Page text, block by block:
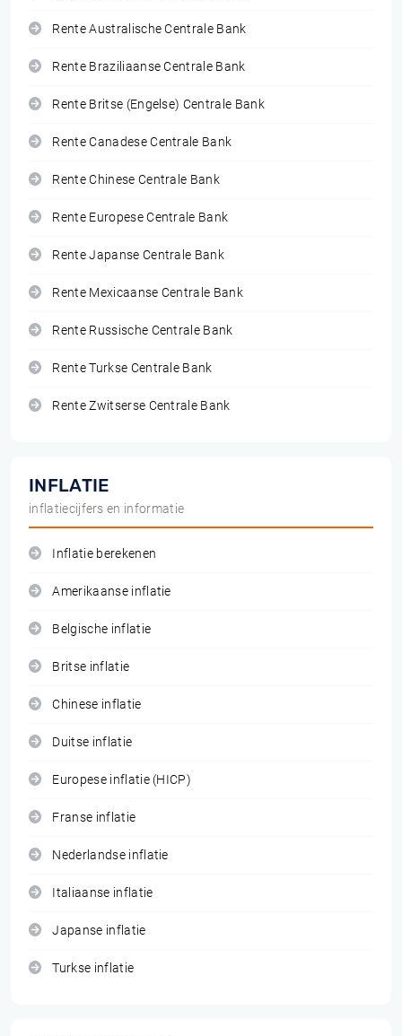
Rente Australische Centrale Bank
Rente Braziliaanse Centrale Bank
Rente Britse (Engelse) Centrale Bank
Rente Canadese Centrale Bank
Rente Chinese Centrale Bank
Rente Europese Centrale Bank
Rente Japanse Centrale Bank
Rente Mexicaanse Centrale Bank
Rente Russische Centrale Bank
Rente Turkse Centrale Bank
Rente Zwitserse Centrale Bank
INFLATIE
inflatiecijfers en informatie
Inflatie berekenen
Amerikaanse inflatie
Belgische inflatie
Britse inflatie
Chinese inflatie
Duitse inflatie
Europese inflatie (HICP)
Franse inflatie
Nederlandse inflatie
Italiaanse inflatie
Japanse inflatie
Turkse inflatie